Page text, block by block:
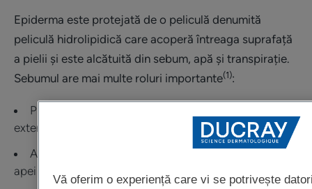
Epiderma este protejată de o peliculă denumită
peliculă hidrolipidică care acoperă întreaga suprafață
a pielii și este alcătuită din sebum, apă și transpirație.
Sebumul are mai multe roluri importante(1):
Protejează împotriva leziunilor cauzate de factorii
externi.
Acesta previne deshidratarea pielii, prin reținerea
apei în piele.
Vă oferim o experiență care vi se potrivește